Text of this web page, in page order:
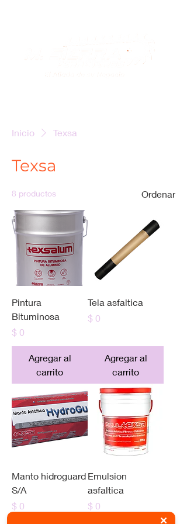
Inicio Texsa
Texsa
8 productos Ordenar
Pintura
Bituminosa
Precio
$ 0
Agregar al
carrito
Tela asfaltica
Precio
$ 0
Agregar al
carrito
Manto hidroguard
S/A
Precio
$ 0
Emulsion
asfaltica
Precio
$ 0